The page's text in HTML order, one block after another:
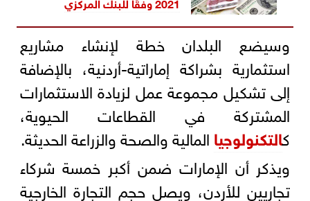
وسيضع البلدان خطة لإنشاء مشاريع
استثمارية بشراكة إماراتية-أردنية، بالإضافة
إلى تشكيل مجموعة عمل لزيادة الاستثمارات
المشتركة في القطاعات الحيوية،
كالتكنولوجياالمالية والصحة والزراعة الحديثة.
ويذكر أن الإمارات ضمن أكبر خمسة شركاء
تجاريين للأردن، ويصل حجم التجارة الخارجية